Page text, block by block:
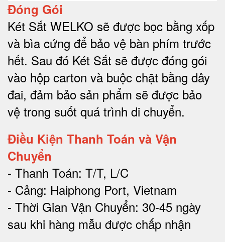
Đóng Gói
Két Sắt WELKO sẽ được bọc bằng xốp
và bìa cứng để bảo vệ bàn phím trước
hết. Sau đó Két Sắt sẽ được đóng gói
vào hộp carton và buộc chặt bằng dây
đai, đảm bảo sản phẩm sẽ được bảo
vệ trong suốt quá trình di chuyển.
Điều Kiện Thanh Toán và Vận
Chuyển
- Thanh Toán: T/T, L/C
- Cảng: Haiphong Port, Vietnam
- Thời Gian Vận Chuyển: 30-45 ngày
sau khi hàng mẫu được chấp nhận